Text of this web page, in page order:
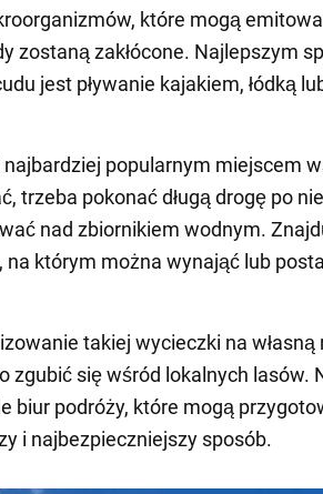
które mogą
zostaną zakłócone. Najlepszym
jest pływanie kajakiem, łódką
popularnym miejscem
trzeba pokonać długą drogę po
nad zbiornikiem wodnym.
na którym można wynająć lub
takiej wycieczki na własną
zgubić się wśród lokalnych lasów.
biur podróży, które mogą
i najbezpieczniejszy sposób.